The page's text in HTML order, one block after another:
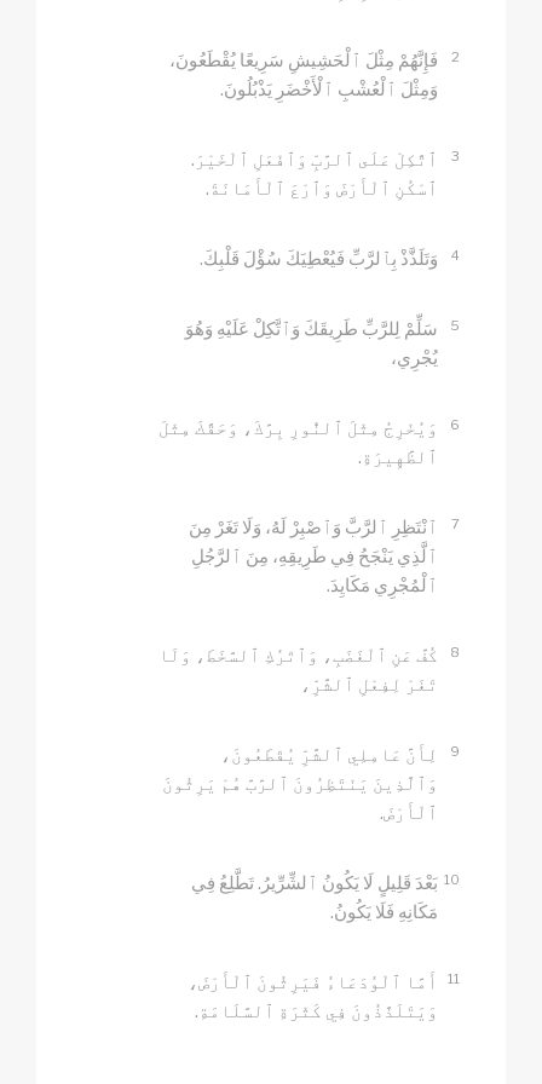
2
فَإِنَّهُمْ مِثْلَ ٱلْحَشِيشِ سَرِيعًا يُقْطَعُونَ،
وَمِثْلَ ٱلْعُشْبِ ٱلْأَخْضَرِ يَذْبُلُونَ.
3
ٱتَّكِلْ عَلَى ٱلرَّبِّ وَٱفْعَلِ ٱلْخَيْرَ.
ٱسْكُنِ ٱلْأَرْضَ وَٱرْعَ ٱلْأَمَانَةَ.
4 وَتَلَذَّذْ بِٱلرَّبِّ فَيُعْطِيَكَ سُؤْلَ قَلْبِكَ.
5
سَلِّمْ لِلرَّبِّ طَرِيقَكَ وَٱتَّكِلْ عَلَيْهِ وَهُوَ
يُجْرِي،
6
وَيُخْرِجُ مِثْلَ ٱلنُّورِ بِرَّكَ، وَحَقَّكَ مِثْلَ
ٱلظَّهِيرَةِ.
7
ٱنْتَظِرِ ٱلرَّبَّ وَٱصْبِرْ لَهُ، وَلَا تَغَرْ مِنَ
ٱلَّذِي يَنْجَحُ فِي طَرِيقِهِ، مِنَ ٱلرَّجُلِ
ٱلْمُجْرِي مَكَايِدَ.
8
كُفَّ عَنِ ٱلْغَضَبِ، وَٱتْرُكِ ٱلسَّخَطَ، وَلَا
تَغَرْ لِفِعْلِ ٱلشَّرِّ،
9
لِأَنَّ عَامِلِي ٱلشَّرِّ يُقْطَعُونَ،
وَٱلَّذِينَ يَنْتَظِرُونَ ٱلرَّبَّ هُمْ يَرِثُونَ
ٱلْأَرْضَ.
10 بَعْدَ قَلِيلٍ لَا يَكُونُ ٱلشِّرِّيرُ. تَطَّلِعُ فِي
مَكَانِهِ فَلَا يَكُونُ.
11
أَمَّا ٱلْوُدَعَاءُ فَيَرِثُونَ ٱلْأَرْضَ،
وَيَتَلَذَّذُونَ فِي كَثْرَةِ ٱلسَّلَامَةِ.